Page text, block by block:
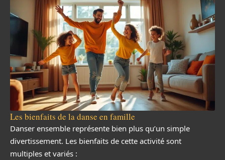
Les bienfaits de la danse en famille
Danser ensemble représente bien plus qu’un simple
divertissement. Les bienfaits de cette activité sont
multiples et variés :